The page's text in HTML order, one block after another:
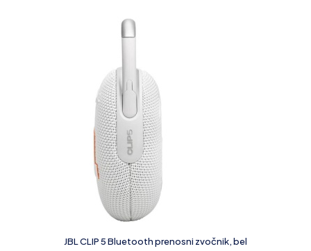
JBL CLIP 5 Bluetooth prenosni zvočnik, bel